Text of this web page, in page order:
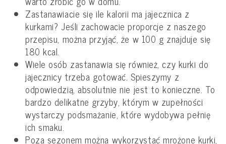
Zastanawiacie się ile kalorii ma jajecznica z
kurkami? Jeśli zachowacie proporcje z naszego
przepisu, można przyjąć, że w 100 g znajduje się
180 kcal.
Wiele osób zastanawia się również, czy kurki do
jajecznicy trzeba gotować. Spieszymy z
odpowiedzią, absolutnie nie jest to konieczne. To
bardzo delikatne grzyby, którym w zupełności
wystarczy podsmażanie, które wydobywa pełnię
ich smaku.
Poza sezonem można wykorzystać mrożone kurki,